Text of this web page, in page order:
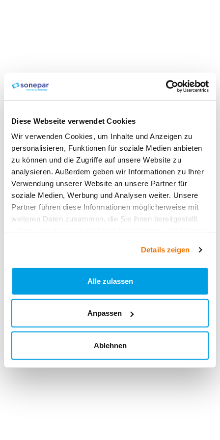
Diese Webseite verwendet Cookies
Wir verwenden Cookies, um Inhalte und Anzeigen zu
personalisieren, Funktionen für soziale Medien anbieten
zu können und die Zugriffe auf unsere Website zu
analysieren. Außerdem geben wir Informationen zu Ihrer
Verwendung unserer Website an unsere Partner für
soziale Medien, Werbung und Analysen weiter. Unsere
Partner führen diese Informationen möglicherweise mit
weiteren Daten zusammen, die Sie ihnen bereitgestellt
Details zeigen
Alle zulassen
Anpassen
Ablehnen